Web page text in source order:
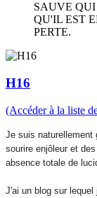
SAUVE
QU'IL EST
PERTE.
H16
(Accéder à la liste
Je suis naturellement
sourire enjôleur et
absence totale de
J'ai un blog sur lequel